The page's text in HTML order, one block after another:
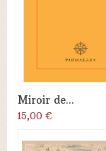
Miroir de...
15,00 €